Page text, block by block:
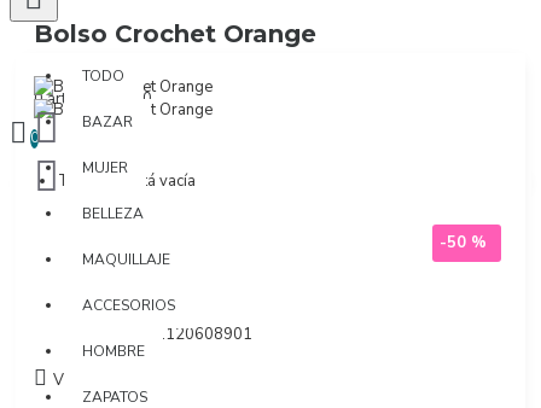
TODO
TODO
BAZAR
MUJER
BELLEZA
MAQUILLAJE
ACCESORIOS
HOMBRE
ZAPATOS
0 artículo(s) - $0
0
Tu bolsa está vacía
Bolso Crochet Orange
-50 %
Modelo:9474
7701120608901
Visto: 915